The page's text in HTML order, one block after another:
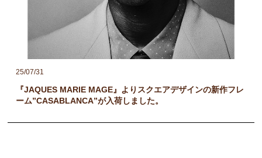
25/07/31
『JAQUES MARIE MAGE』よりスクエアデザインの新作フレ
ーム”CASABLANCA”が入荷しました。